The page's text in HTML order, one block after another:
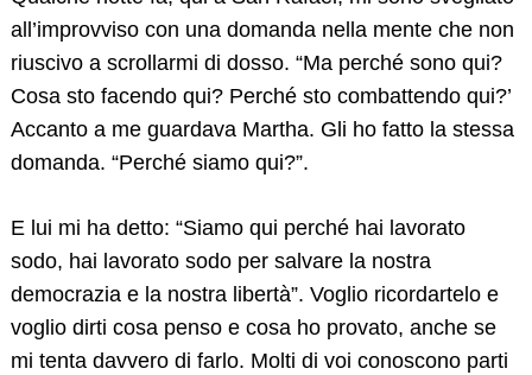
all’improvviso con una domanda nella mente che non
riuscivo a scrollarmi di dosso. “Ma perché sono qui?
Cosa sto facendo qui? Perché sto combattendo qui?’
Accanto a me guardava Martha. Gli ho fatto la stessa
domanda. “Perché siamo qui?”.
E lui mi ha detto: “Siamo qui perché hai lavorato
sodo, hai lavorato sodo per salvare la nostra
democrazia e la nostra libertà”. Voglio ricordartelo e
voglio dirti cosa penso e cosa ho provato, anche se
mi tenta davvero di farlo. Molti di voi conoscono parti